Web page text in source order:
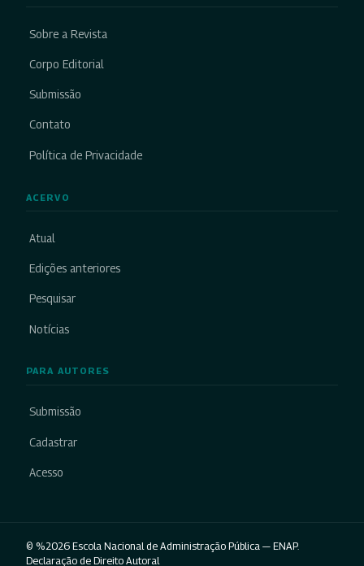
Sobre a Revista
Corpo Editorial
Submissão
Contato
Política de Privacidade
ACERVO
Atual
Edições anteriores
Pesquisar
Notícias
PARA AUTORES
Submissão
Cadastrar
Acesso
© %2026 Escola Nacional de Administração Pública — ENAP.
Declaração de Direito Autoral